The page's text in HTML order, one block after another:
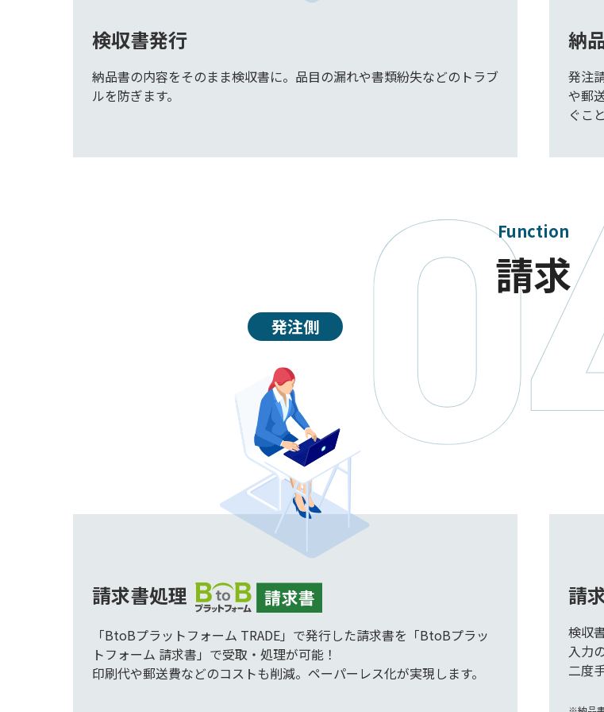
検収書発行
納品書の内容をそのまま検収書に。品目の漏れや書類紛失などのトラブ
ルを防ぎます。
納
発注
や郵
ぐこ
Function
請求
発注側
請求書処理
「BtoBプラットフォーム TRADE」で発行した請求書を「BtoBプラッ
トフォーム 請求書」で受取・処理が可能！
印刷代や郵送費などのコストも削減。ペーパーレス化が実現します。
請
検収
入力
二度